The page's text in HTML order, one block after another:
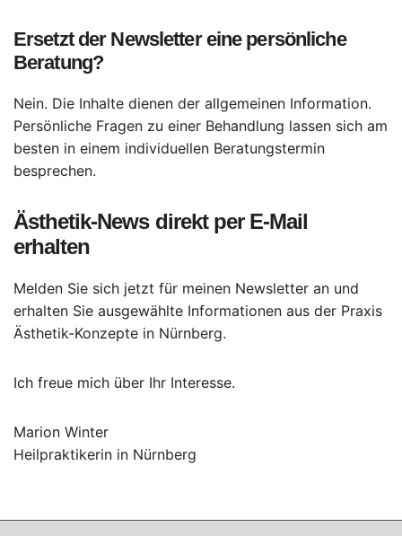
Ersetzt der Newsletter eine persönliche
Beratung?
Nein. Die Inhalte dienen der allgemeinen Information.
Persönliche Fragen zu einer Behandlung lassen sich am
besten in einem individuellen Beratungstermin
besprechen.
Ästhetik-News direkt per E-Mail
erhalten
Melden Sie sich jetzt für meinen Newsletter an und
erhalten Sie ausgewählte Informationen aus der Praxis
Ästhetik-Konzepte in Nürnberg.
Ich freue mich über Ihr Interesse.
Marion Winter
Heilpraktikerin in Nürnberg